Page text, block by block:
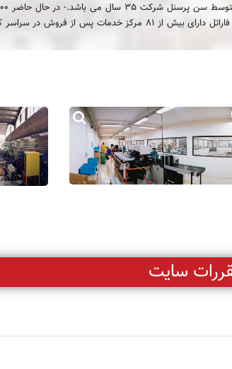
پوشش تولید و فضای بزرگتری جهت انبار مواد و محصول قرار دارد که این فضا روز به روز در حال
سایت